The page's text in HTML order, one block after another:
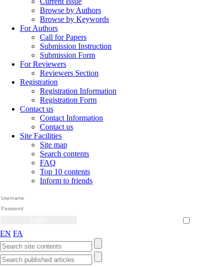
Browse by Authors
Browse by Keywords
For Authors
Call for Papers
Submission Instruction
Submission Form
For Reviewers
Reviewers Section
Registration
Registration Information
Registration Form
Contact us
Contact Information
Contact us
Site Facilities
Site map
Search contents
FAQ
Top 10 contents
Inform to friends
EN FA